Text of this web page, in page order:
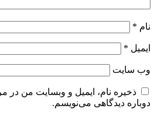
نام *
ایمیل *
وب‌ سایت
ذخیره نام، ایمیل و وبسایت من در
دوباره دیدگاهی می‌نویسم.